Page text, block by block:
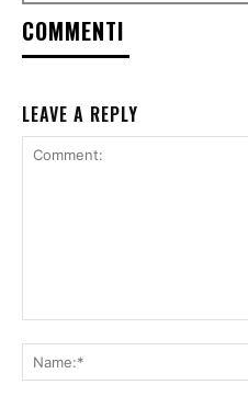
COMMENTI
LEAVE A REPLY